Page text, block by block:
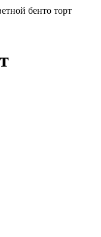
бенто торт